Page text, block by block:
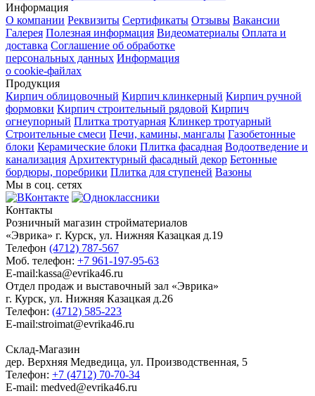
Информация
О компании Реквизиты Сертификаты Отзывы Вакансии
Галерея Полезная информация Видеоматериалы Оплата и
доставка Соглашение об обработке
персональных данных Информация
о cookie-файлах
Продукция
Кирпич облицовочный Кирпич клинкерный Кирпич ручной
формовки Кирпич строительный рядовой Кирпич
огнеупорный Плитка тротуарная Клинкер тротуарный
Строительные смеси Печи, камины, мангалы Газобетонные
блоки Керамические блоки Плитка фасадная Водоотведение и
канализация Архитектурный фасадный декор Бетонные
бордюры, поребрики Плитка для ступеней Вазоны
Мы в соц. сетях
Контакты
Розничный магазин стройматериалов
«Эврика» г. Курск, ул. Нижняя Казацкая д.19
Телефон (4712) 787-567
Моб. телефон: +7 961-197-95-63
E-mail:kassa@evrika46.ru
Отдел продаж и выставочный зал «Эврика»
г. Курск, ул. Нижняя Казацкая д.26
Телефон: (4712) 585-223
E-mail:stroimat@evrika46.ru
Склад-Магазин
дер. Верхняя Медведица, ул. Производственная, 5
Телефон: +7 (4712) 70-70-34
E-mail: medved@evrika46.ru